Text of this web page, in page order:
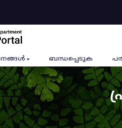
ബന്ധപ്പെടുക